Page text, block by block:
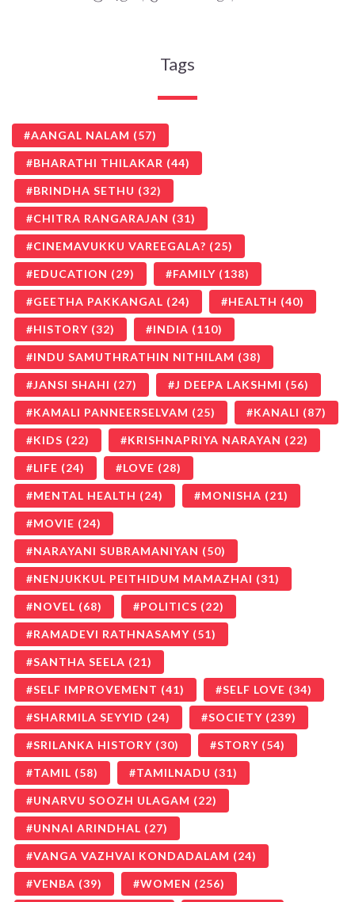
Tags
AANGAL NALAM (57)
BHARATHI THILAKAR (44)
BRINDHA SETHU (32)
CHITRA RANGARAJAN (31)
CINEMAVUKKU VAREEGALA? (25)
EDUCATION (29) FAMILY (138)
GEETHA PAKKANGAL (24) HEALTH (40)
HISTORY (32) INDIA (110)
INDU SAMUTHRATHIN NITHILAM (38)
JANSI SHAHI (27) J DEEPA LAKSHMI (56)
KAMALI PANNEERSELVAM (25) KANALI (87)
KIDS (22) KRISHNAPRIYA NARAYAN (22)
LIFE (24) LOVE (28)
MENTAL HEALTH (24) MONISHA (21)
MOVIE (24)
NARAYANI SUBRAMANIYAN (50)
NENJUKKUL PEITHIDUM MAMAZHAI (31)
NOVEL (68) POLITICS (22)
RAMADEVI RATHNASAMY (51)
SANTHA SEELA (21)
SELF IMPROVEMENT (41) SELF LOVE (34)
SHARMILA SEYYID (24) SOCIETY (239)
SRILANKA HISTORY (30) STORY (54)
TAMIL (58) TAMILNADU (31)
UNARVU SOOZH ULAGAM (22)
UNNAI ARINDHAL (27)
VANGA VAZHVAI KONDADALAM (24)
VENBA (39) WOMEN (256)